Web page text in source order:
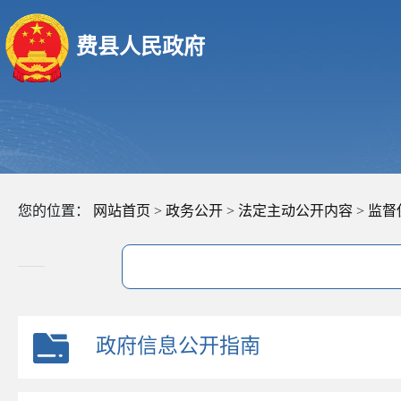
费县人民政府
您的位置： 网站首页 > 政务公开 > 法定主动公开内容 > 监督
政府信息公开指南